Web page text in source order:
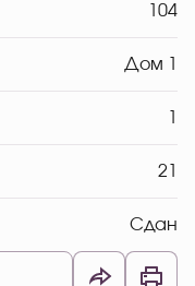
104
Дом 1
21
Сдан